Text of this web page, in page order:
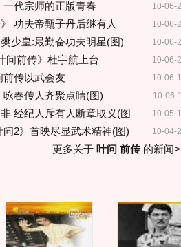
10-06-
一代宗师的正版青春
10-06-
功夫帝甄子丹后继有人
10-06-
少皇:最勤奋功夫明星(图)
10-06-
问前传》杜宇航上台
10-06-
前传以武会友
10-06-
咏春传人齐聚点睛(图)
10-05-
经纪人斥有人断章取义(图
10-04-
2》首映尽显武术精神(图)
更多关于 叶问 前传的新闻